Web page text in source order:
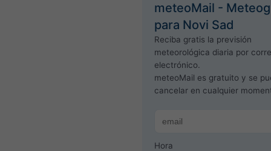
meteoMail -
para Novi Sad
Reciba gratis la previsión
meteorológica diaria por
electrónico.
meteoMail es gratuito y se
cancelar en cualquier
Hora